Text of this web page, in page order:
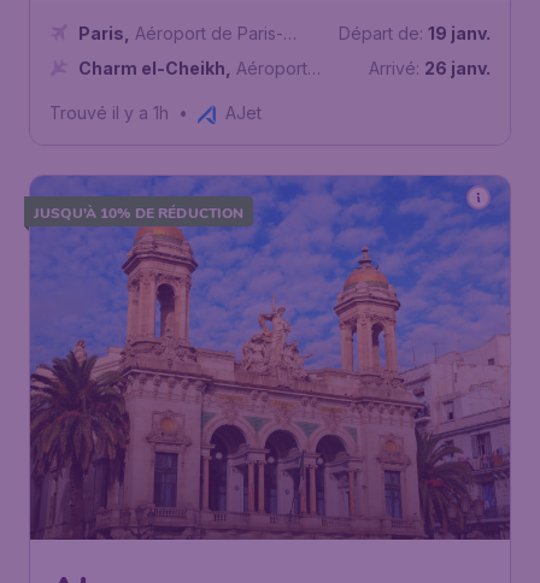
Paris
Aéroport de Paris-
Charles de Gaulle
Charm el-Cheikh
Aéroport
Cheikh
Départ de: 19 janv.
Arrivé: 26 janv.
Trouvé il y a 1h • AJet
JUSQU’À 10% DE RÉDUCTION
Alger €
545 *
dès
Paris, Aéroport de Paris-
Départ de: 03 oct.